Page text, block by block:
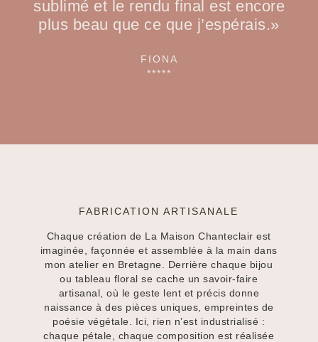
sublimé et le rendu final est encore
plus beau que ce que j’espérais.»
FIONA
*****
FABRICATION ARTISANALE
Chaque création de La Maison Chanteclair est
imaginée, façonnée et assemblée à la main dans
mon atelier en Bretagne. Derrière chaque bijou
ou tableau floral se cache un savoir-faire
artisanal, où le geste lent et précis donne
naissance à des pièces uniques, empreintes de
poésie végétale. Ici, rien n’est industrialisé :
chaque pétale, chaque composition est réalisée